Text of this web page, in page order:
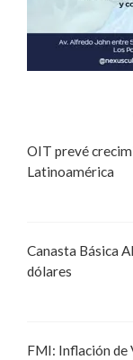
OIT prevé
Latinoamérica
Canasta Básica
dólares
FMI: Inflación de